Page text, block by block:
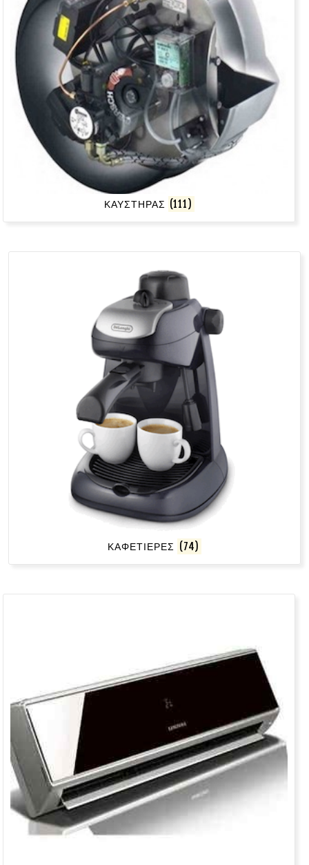
ΚΑΥΣΤΗΡΑΣ (111)
ΚΑΦΕΤΙΕΡΕΣ (74)